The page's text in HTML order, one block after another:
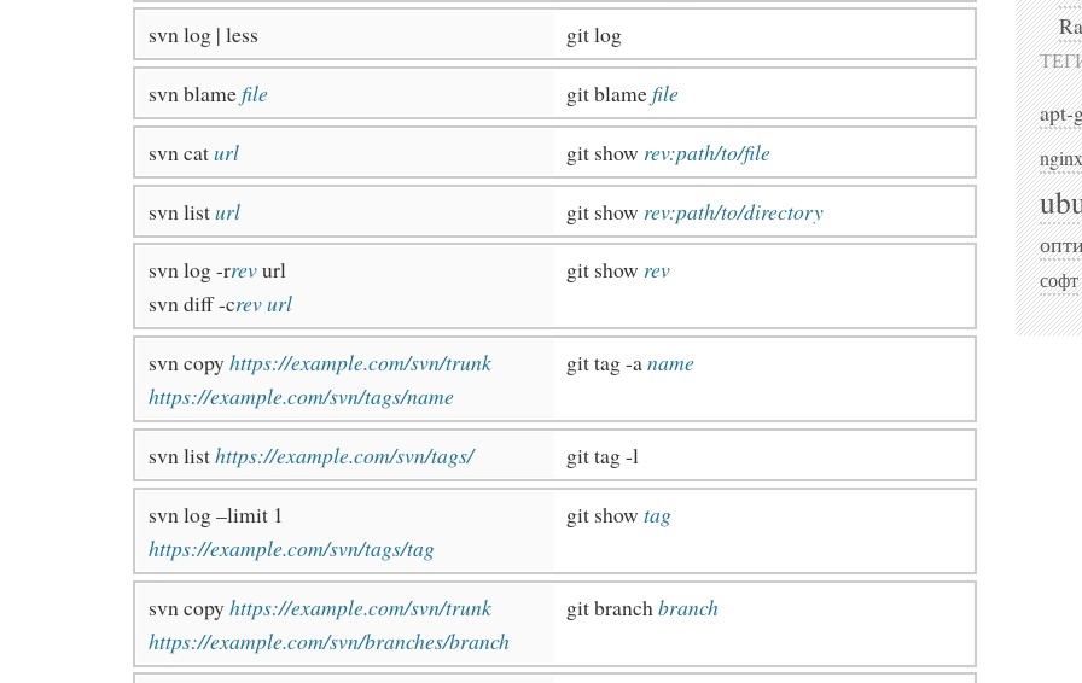
svn log | less git log
svn blame file git blame file
svn caturl git show rev:path/to/file
svn listurl git show rev:path/to/directory
svn log -rrevurl
svn diff -crev url
git show rev
svn copyhttps://example.com/svn/trunk
https://example.com/svn/tags/name
git tag -aname
svn listhttps://example.com/svn/tags/ git tag -l
svn log –limit 1
https://example.com/svn/tags/tag
git showtag
svn copyhttps://example.com/svn/trunk
https://example.com/svn/branches/branch
git branchbranch
apt-
nginx
софт